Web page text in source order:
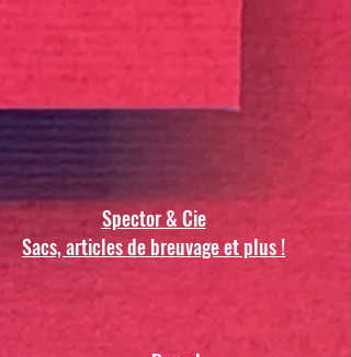
Spector & Cie
Sacs, articles de breuvage et plus !